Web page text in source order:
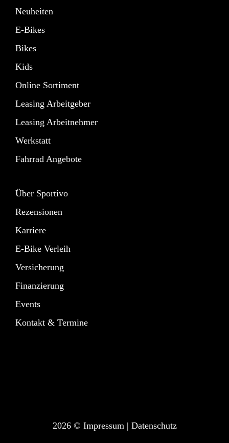
Neuheiten
E-Bikes
Bikes
Kids
Online Sortiment
Leasing Arbeitgeber
Leasing Arbeitnehmer
Werkstatt
Fahrrad Angebote
Über Sportivo
Rezensionen
Karriere
E-Bike Verleih
Versicherung
Finanzierung
Events
Kontakt & Termine
2026 © Impressum | Datenschutz